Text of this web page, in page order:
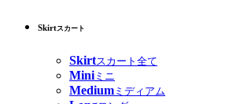
Skirtスカート
Skirtスカート全て
Miniミニ
Medium ミディアム